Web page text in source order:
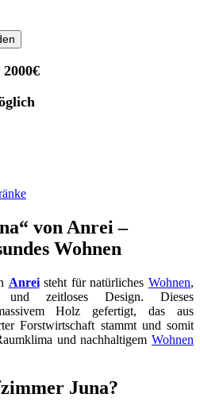
von Anrei –
Wohnen
Anreisteht für natürliches Wohnen,
und zeitloses Design. Dieses
Holz gefertigt, das aus
Forstwirtschaft stammt und somit
und nachhaltigem Wohnen
Juna?